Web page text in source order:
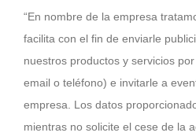
“En nombre de la empresa
facilita con el fin de enviarle
nuestros productos y servicios
email o teléfono) e invitarle a
empresa. Los datos
mientras no solicite el cese de la